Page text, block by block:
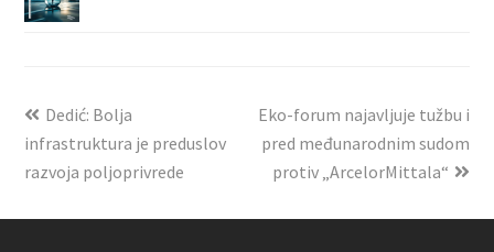
Dedić: Bolja
infrastruktura je preduslov
razvoja poljoprivrede
Eko-forum najavljuje tužbu i
pred međunarodnim sudom
protiv „ArcelorMittala“